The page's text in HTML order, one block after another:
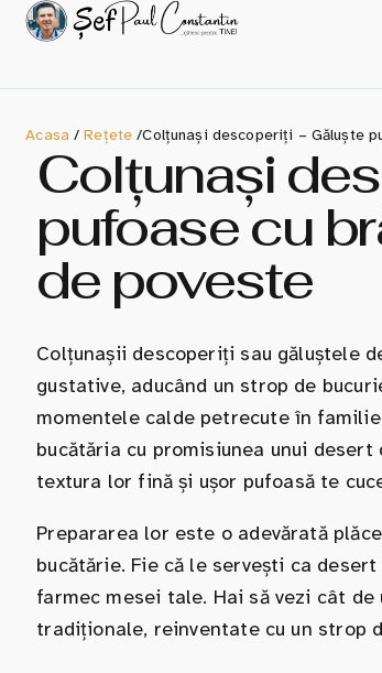
Acasa/Rețete /Colțunași descoperiți – Găluște
Colțunași
pufoase cu
de poveste
Colțunașii descoperiți sau găluștele
gustative, aducând un strop de
momentele calde petrecute în
bucătăria cu promisiunea unui
textura lor fină și ușor pufoasă te
Prepararea lor este o adevărată
bucătărie. Fie că le servești ca
farmec mesei tale. Hai să vezi cât
tradiționale, reinventate cu un strop